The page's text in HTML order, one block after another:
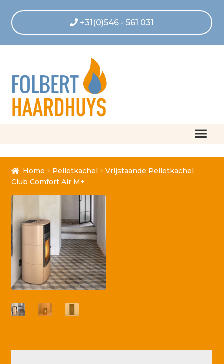
+31(0)546 - 561 031
Afrekenen
Algemene voorwaarden
Betaling geannuleerd
Betaling voltooid
Blog
Contact
FAQ
Home Pelletkachel
Vrijstaande Pelletkachel
Club Comfort Air M+